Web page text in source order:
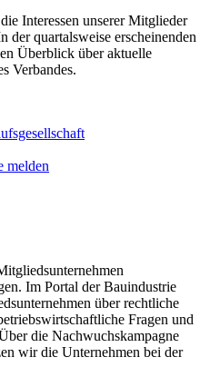
Interessen unserer Mitglieder
quartalsweise erscheinenden
Überblick über aktuelle
Verbandes.
melden
Im Portal der Bauindustrie
über rechtliche
Fragen und
die Nachwuchskampagne
wir die Unternehmen bei der